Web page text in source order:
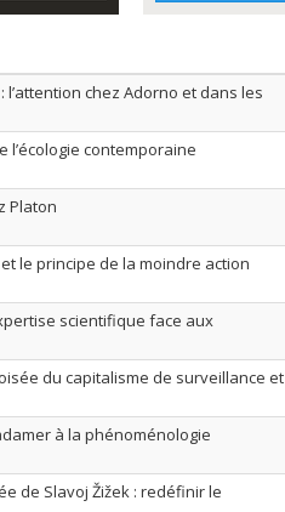
chez Adorno et dans les
l’écologie contemporaine
Platon
le principe de la moindre action
scientifique face aux
du capitalisme de surveillance et
à la phénoménologie
de Slavoj Žižek : redéfinir le